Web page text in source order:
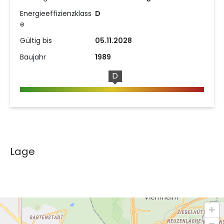
Energieeffizienzklass
e
D
Gültig bis
05.11.2028
Baujahr
1989
D
Lage